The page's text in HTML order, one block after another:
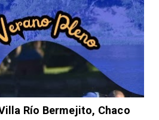
Río Bermejito, Chaco